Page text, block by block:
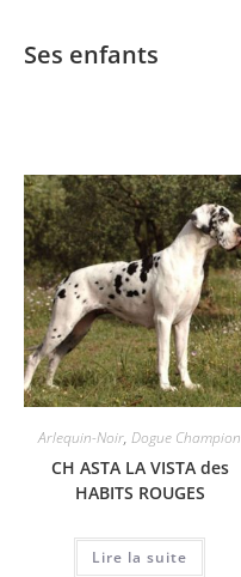
Ses enfants
Arlequin-Noir, Dogue Champion
CH ASTA LA VISTA des
HABITS ROUGES
Lire la suite